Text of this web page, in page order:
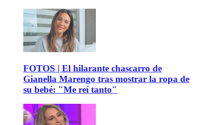
FOTOS | El hilarante chascarro de
Gianella Marengo tras mostrar la ropa de
su bebé: "Me reí tanto"